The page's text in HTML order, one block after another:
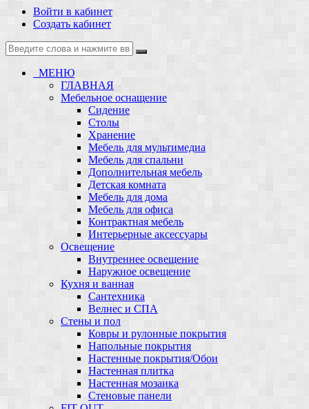
Войти в кабинет
Создать кабинет
МЕНЮ
ГЛАВНАЯ
Мебельное оснащение
Сидение
Столы
Хранение
Мебель для мультимедиа
Мебель для спальни
Дополнительная мебель
Детская комната
Мебель для дома
Мебель для офиса
Контрактная мебель
Интерьерные аксессуары
Освещение
Внутреннее освещение
Наружное освещение
Кухня и ванная
Сантехника
Велнес и СПА
Стены и пол
Ковры и рулонные покрытия
Напольные покрытия
Настенные покрытия/Обои
Настенная плитка
Настенная мозаика
Стеновые панели